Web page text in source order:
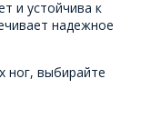
и устойчива к
надежное
ног, выбирайте